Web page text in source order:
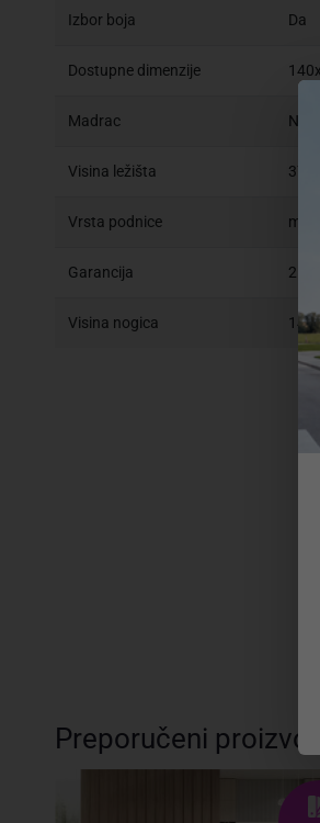
Izbor boja Da
Dostupne dimenzije
Madrac NE
Visina ležišta 37 cm
Vrsta podnice
Garancija 2
Visina nogica 14
Preporučeni proizvodi